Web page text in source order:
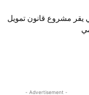
يقر مشروع قانون تمويل
- Advertisement -